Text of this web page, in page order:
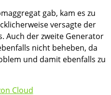
gab, kam es zu
versagte der
Auch der zweite Generator
nicht beheben, da
und damit ebenfalls zu